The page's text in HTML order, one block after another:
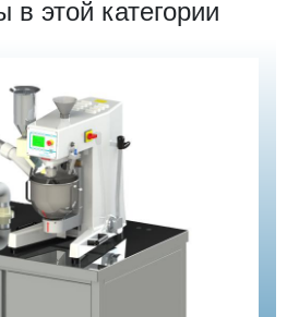
в этой категории